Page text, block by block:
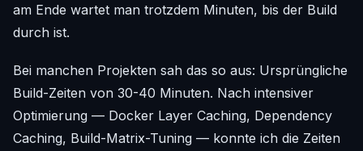
am Ende wartet man trotzdem Minuten, bis der Build
durch ist.
Bei manchen Projekten sah das so aus: Ursprüngliche
Build-Zeiten von 30-40 Minuten. Nach intensiver
Optimierung — Docker Layer Caching, Dependency
Caching, Build-Matrix-Tuning — konnte ich die Zeiten